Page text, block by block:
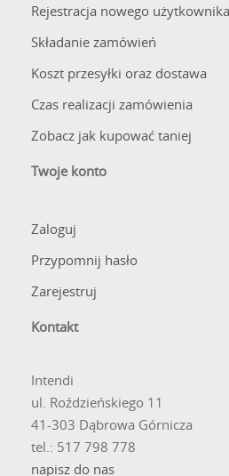
Rejestracja nowego użytkownika
Składanie zamówień
Koszt przesyłki oraz dostawa
Czas realizacji zamówienia
Zobacz jak kupować taniej
Twoje konto
Zaloguj
Przypomnij hasło
Zarejestruj
Kontakt
Intendi
ul. Roździeńskiego 11
41-303 Dąbrowa Górnicza
tel.: 517 798 778
napisz do nas